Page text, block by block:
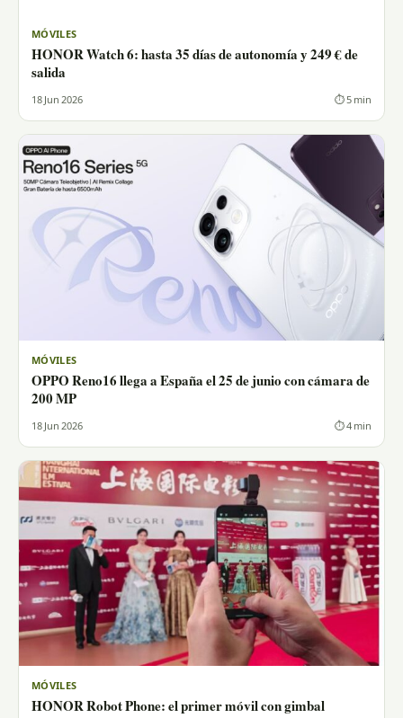
MÓVILES
HONOR Watch 6: hasta 35 días de autonomía y 249 € de
salida
18 Jun 2026 ⏱ 5 min
MÓVILES
OPPO Reno16 llega a España el 25 de junio con cámara de
200 MP
18 Jun 2026 ⏱ 4 min
MÓVILES
HONOR Robot Phone: el primer móvil con gimbal